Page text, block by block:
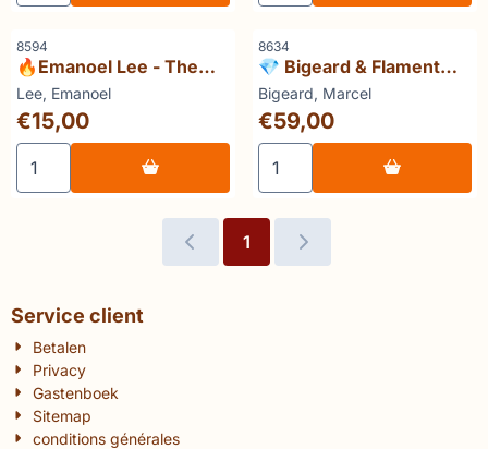
Référence
8594
🔥Emanoel Lee - The
Boer War Photographic
History
Marque :
Lee, Emanoel
Prix: 15,00
€15,00
Choisir la quantité pour 🔥Emanoel Lee - The Boer War
Référence
8634
💎 Bigeard & Flament
Aucune bête au monde
Marque :
Bigeard, Marcel
Prix: 59,00
€59,00
Choisir la quantité pour 💎
1
Service client
Betalen
Privacy
Gastenboek
Sitemap
conditions générales